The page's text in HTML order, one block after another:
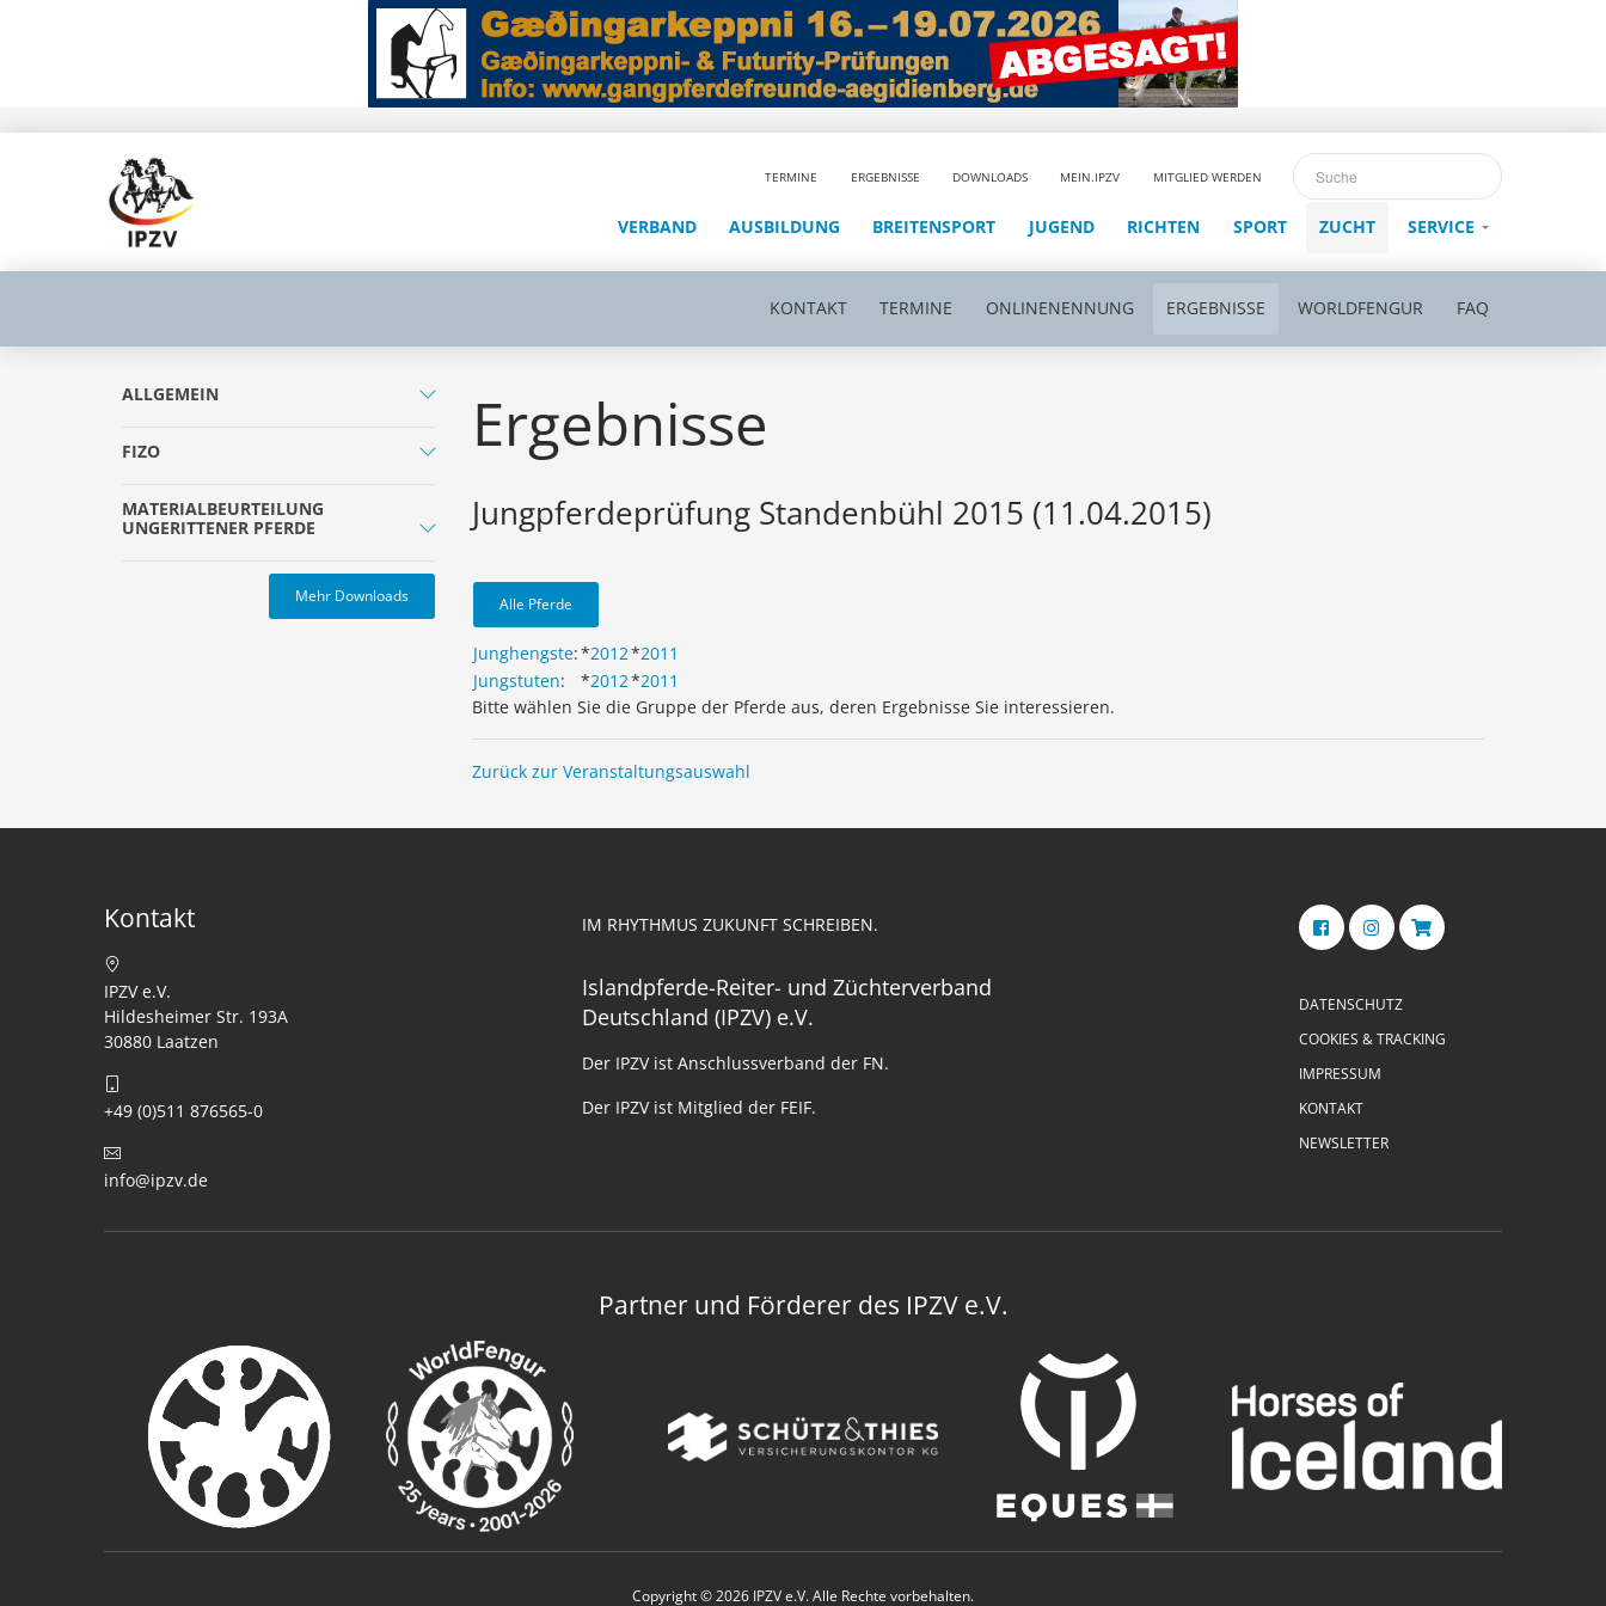
TERMINE ERGEBNISSE DOWNLOADS MEIN.IPZV MITGLIED WERDEN
VERBAND AUSBILDUNG BREITENSPORT JUGEND RICHTEN SPORT ZUCHT SERVICE
KONTAKT TERMINE ONLINENENNUNG ERGEBNISSE WORLDFENGUR FAQ
ALLGEMEIN
FIZO
MATERIALBEURTEILUNG
UNGERITTENER PFERDE
Mehr Downloads
Ergebnisse
Jungpferdeprüfung Standenbühl 2015 (11.04.2015)
Alle Pferde
Junghengste:*2012*2011
Jungstuten: *2012*2011
Bitte wählen Sie die Gruppe der Pferde aus, deren Ergebnisse Sie interessieren.
Zurück zur Veranstaltungsauswahl
Kontakt
IPZV e.V.
Hildesheimer Str. 193A
30880 Laatzen
+49 (0)511 876565-0
info@ipzv.de
IM RHYTHMUS ZUKUNFT SCHREIBEN.
Islandpferde-Reiter- und Züchterverband
Deutschland (IPZV) e.V.
Der IPZV ist Anschlussverband der FN.
Der IPZV ist Mitglied der FEIF.
DATENSCHUTZ
COOKIES & TRACKING
IMPRESSUM
KONTAKT
NEWSLETTER
Partner und Förderer des IPZV e.V.
Copyright © 2026 IPZV e.V. Alle Rechte vorbehalten.